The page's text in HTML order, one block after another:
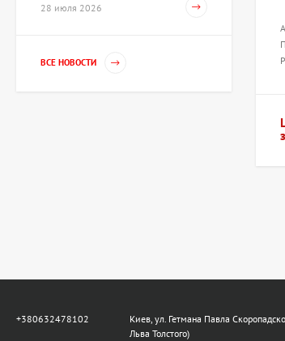
28 июля 2026
ВСЕ НОВОСТИ
+380632478102
Киев, ул. Гетмана Павла
Льва Толстого)